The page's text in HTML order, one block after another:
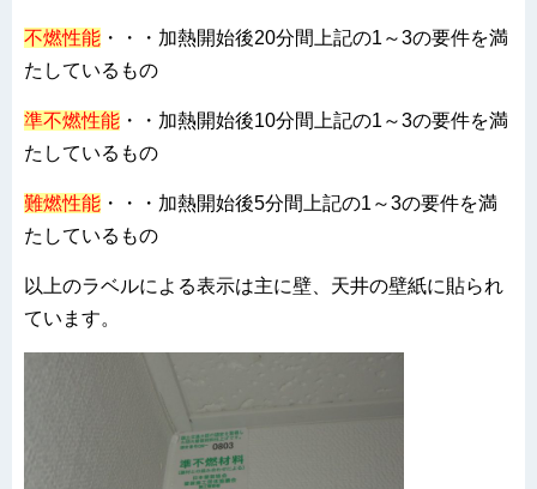
不燃性能 ・・・加熱開始後20分間上記の1～3の要件を満
たしているもの
準不燃性能 ・・加熱開始後10分間上記の1～3の要件を満
たしているもの
難燃性能 ・・・加熱開始後5分間上記の1～3の要件を満
たしているもの
以上のラベルによる表示は主に壁、天井の壁紙に貼られ
ています。